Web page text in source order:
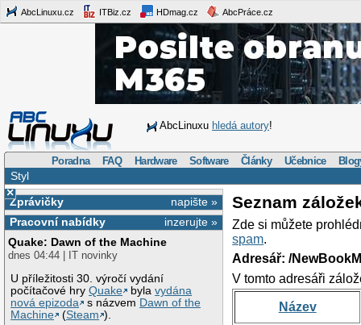
AbcLinuxu.cz ITBiz.cz HDmag.cz AbcPráce.cz
AbcLinuxu hledá autory!
Poradna FAQ Hardware Software Články Učebnice
Styl
×
napište »
Zprávičky
inzerujte »
Pracovní nabídky
Quake: Dawn of the Machine
dnes 04:44 | IT novinky
U příležitosti 30. výročí vydání
počítačové hryQuake bylavydána
nová epizoda
s názvem Dawn of the
Machine
(Steam ).
Seznam
Zde si můžete
spam.
Adresář: /
V tomto adresáři
Název